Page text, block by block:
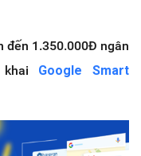
đến 1.350.000Đ ngân
Google Smart